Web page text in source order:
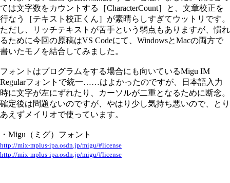
ては文字数をカウントする［CharacterCount］と、文章校正を
行なう［テキスト校正くん］が素晴らしすぎてウットリです。
ただし、リッチテキストが苦手という弱点もありますが、慣れ
るために今回の原稿はVS Codeにて、WindowsとMacの両方で
書いたモノを結合してみました。
フォントはプログラムをする場合にも向いているMigu IM
Regularフォントで統一……はよかったのですが、日本語入力
時に文字が左にずれたり、カーソルが二重となるために断念。
確定後は問題ないのですが、やはり少し気持ち悪いので、とり
あえずメイリオで使っています。
・Migu（ミグ）フォント
http://mix-mplus-ipa.osdn.jp/migu/#license
http://mix-mplus-ipa.osdn.jp/migu/#license